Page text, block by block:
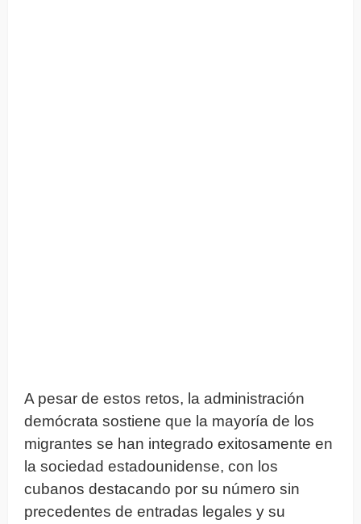
A pesar de estos retos, la administración
demócrata sostiene que la mayoría de los
migrantes se han integrado exitosamente en
la sociedad estadounidense, con los
cubanos destacando por su número sin
precedentes de entradas legales y su